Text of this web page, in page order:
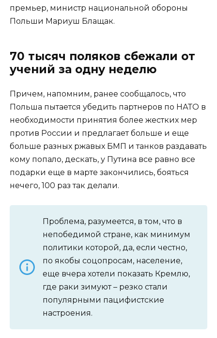
премьер, министр национальной обороны
Польши Мариуш Блащак.
70 тысяч поляков сбежали от
учений за одну неделю
Причем, напомним, ранее сообщалось, что
Польша пытается убедить партнеров по НАТО в
необходимости принятия более жестких мер
против России и предлагает больше и еще
больше разных ржавых БМП и танков раздавать
кому попало, дескать, у Путина все равно все
подарки еще в марте закончились, бояться
нечего, 100 раз так делали.
Проблема, разумеется, в том, что в
непобедимой стране, как минимум
политики которой, да, если честно,
по якобы соцопросам, население,
еще вчера хотели показать Кремлю,
где раки зимуют – резко стали
популярными пацифистские
настроения.